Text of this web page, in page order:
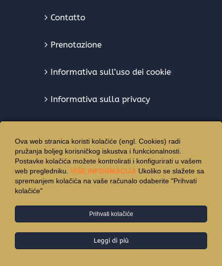
Contatto
Prenotazione
Informativa sull’uso dei cookie
Informativa sulla privacy
© Copyright 2015 -2026 | Hotel Vincentinum - Tutti i diritti
riservati.
Ova web stranica koristi kolačiće (engl. Cookies) radi
pružanja boljeg korisničkog iskustva i funkcionalnosti.
Postavke kolačića možete kontrolirati i konfigurirati u vašem
web pregledniku. VIŠE INFORMACIJA Ukoliko se slažete sa
spremanjem kolačića na vaše računalo odaberite "Prihvati
kolačiće"
Prihvati kolačiće
Leggi di più